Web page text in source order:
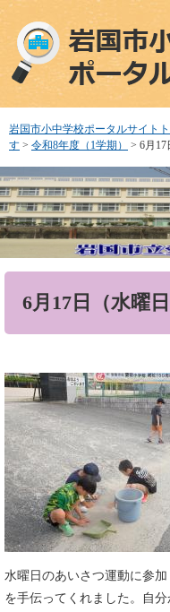
ペ
で
す
メ
ば
し
本
文
へ
岩国市小中学校ポータルサイト
す > 令和8年度（1学期） > 6月
6月17日（水曜
水曜日のあいさつ運動に参
を手伝ってくれました。自